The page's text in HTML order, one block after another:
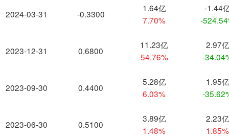
2024-03-31
2023-12-31
2023-09-30
2023-06-30
-0.3300
1.64亿
7.70%
-1.44
-
0.6800
11.23亿
54.76%
2.97亿
-
0.4400
5.28亿
6.03%
1.95亿
-
0.5100
3.89亿
1.48%
2.23亿
1.85%